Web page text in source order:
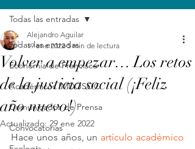
Todas las entradas
Economía de Francisco
Académicos IMDOSOC
Comunicados de Prensa
Convocatorias
Todas las entradas
Volver a empezar… Los retos
de la justicia social (¡Feliz
año nuevo!)
Alejandro Aguilar
19 ene 2022 5 min de lectura
Actualizado: 29 ene 2022
Hace unos años, un artículo académico